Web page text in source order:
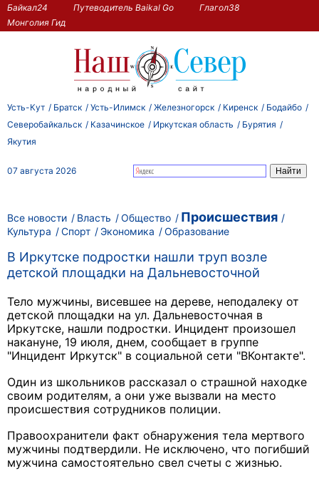
Байкал24 Путеводитель Baikal Go
Глагол38
Монголия Гид
Усть-Кут Братск Усть-Илимск Железногорск Киренск
Бодайбо
Северобайкальск
Казачинское Иркутская область
Бурятия
Якутия
07 августа 2026
Все новости Власть Общество Происшествия
Культура Спорт Экономика Образование
В Иркутске подростки нашли труп возле
детской площадки на Дальневосточной
Тело мужчины, висевшее на дереве, неподалеку от
детской площадки на ул. Дальневосточная в
Иркутске, нашли подростки. Инцидент произошел
накануне, 19 июля, днем, сообщает в группе
"Инцидент Иркутск" в социальной сети "ВКонтакте".
Один из школьников рассказал о страшной находке
своим родителям, а они уже вызвали на место
происшествия сотрудников полиции.
Правоохранители факт обнаружения тела мертвого
мужчины подтвердили. Не исключено, что погибший
мужчина самостоятельно свел счеты с жизнью.